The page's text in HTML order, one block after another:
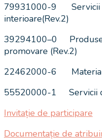
79931000-9 Servicii
interioare(Rev.2)
39294100–0 Produse
promovare (Rev.2)
22462000-6
55520000-1 Servicii
Invitație de participare
Documentație de